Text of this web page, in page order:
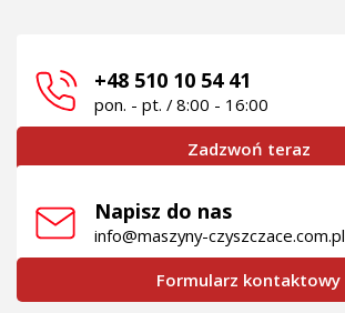
+48 510 10 54 41
pon. - pt. / 8:00 - 16:00
Zadzwoń teraz
Napisz do nas
info@maszyny-czyszczace.com.pl
Formularz kontaktowy